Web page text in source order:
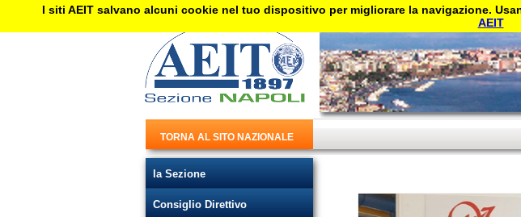
TORNA AL SITO NAZIONALE
la Sezione
Consiglio Direttivo
I siti AEIT salvano alcuni cookie nel tuo dispositivo per migliorare la navigazione.
AEIT